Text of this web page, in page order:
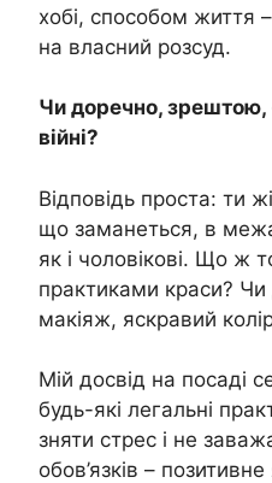
хобі, способом життя
на власний розсуд.
Чи доречно, зрештою,
війні?
Відповідь проста: ти
що заманеться, в
як і чоловікові. Що ж
практиками краси?
макіяж, яскравий
Мій досвід на посаді
будь-які легальні
зняти стрес і не
обов’язків –